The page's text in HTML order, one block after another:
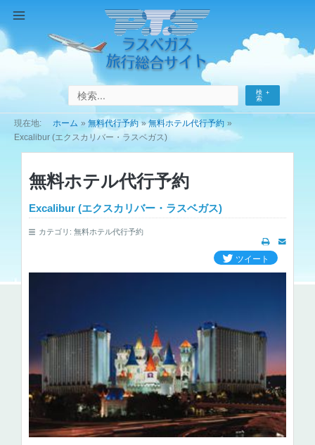
テ
ン
キ
Menu
検
索
ホーム 無料代行予約
無料ホテル代行予約
Excalibur (エクスカリバー・ラスベガス)
無料ホテル代行予約
Excalibur (エクスカリバー・ラスベガス)
カテゴリ: 無料ホテル代行予約
ツイート